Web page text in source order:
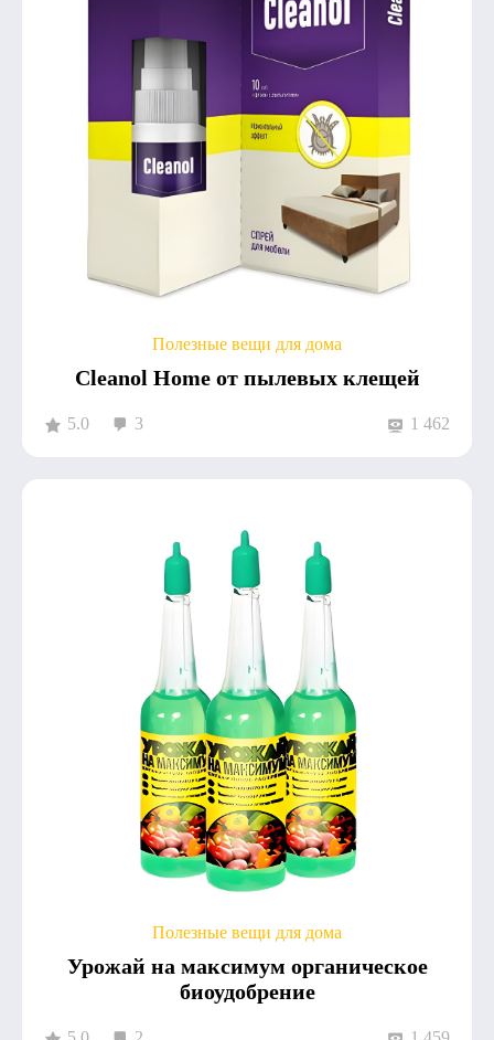
Полезные вещи для дома
Cleanol Home от пылевых клещей
5.0 3 1 462
Полезные вещи для дома
Урожай на максимум органическое
биоудобрение